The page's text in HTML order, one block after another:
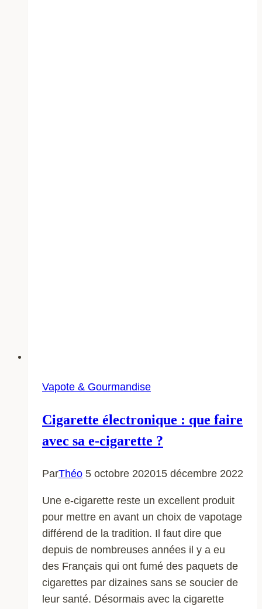
Vapote & Gourmandise
Cigarette électronique : que faire
avec sa e-cigarette ?
ParThéo 5 octobre 202015 décembre 2022
Une e-cigarette reste un excellent produit
pour mettre en avant un choix de vapotage
différend de la tradition. Il faut dire que
depuis de nombreuses années il y a eu
des Français qui ont fumé des paquets de
cigarettes par dizaines sans se soucier de
leur santé. Désormais avec la cigarette